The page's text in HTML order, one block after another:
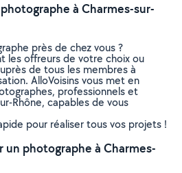
à Charmes-sur-
près de chez vous ?
les offreurs de votre choix ou
de tous les membres à
AlloVoisins vous met en
professionnels et
Rhône, capables de vous
pour réaliser tous vos projets !
photographe à Charmes-